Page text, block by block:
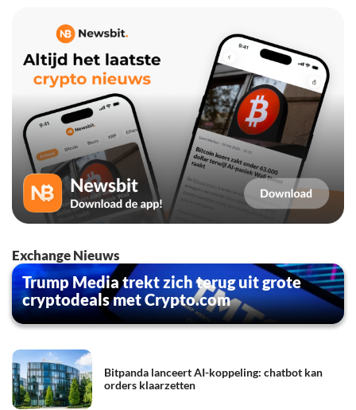
Exchange Nieuws
Trump Media trekt zich terug uit grote
cryptodeals met Crypto.com
Bitpanda lanceert AI-koppeling: chatbot kan
orders klaarzetten